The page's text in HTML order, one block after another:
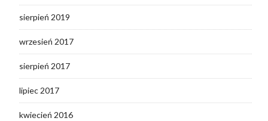
sierpień 2019
wrzesień 2017
sierpień 2017
lipiec 2017
kwiecień 2016